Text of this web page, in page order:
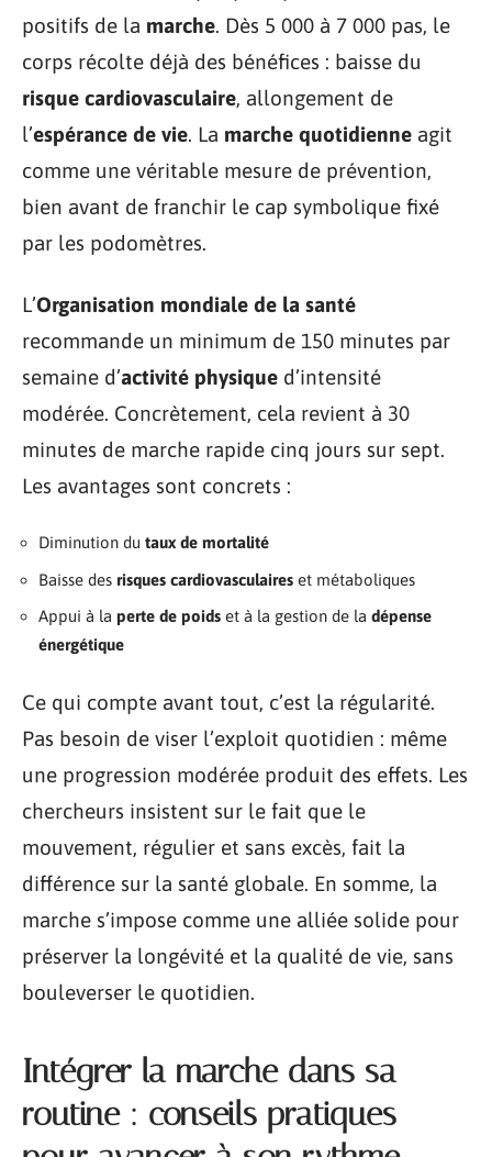
positifs de la marche. Dès 5 000 à 7 000 pas, le
corps récolte déjà des bénéfices : baisse du
risque cardiovasculaire, allongement de
l’espérance de vie. La marche quotidienne agit
comme une véritable mesure de prévention,
bien avant de franchir le cap symbolique fixé
par les podomètres.
L’Organisation mondiale de la santé
recommande un minimum de 150 minutes par
semaine d’activité physique d’intensité
modérée. Concrètement, cela revient à 30
minutes de marche rapide cinq jours sur sept.
Les avantages sont concrets :
Diminution du taux de mortalité
Baisse des risques cardiovasculaires et métaboliques
Appui à la perte de poids et à la gestion de la dépense
énergétique
Ce qui compte avant tout, c’est la régularité.
Pas besoin de viser l’exploit quotidien : même
une progression modérée produit des effets. Les
chercheurs insistent sur le fait que le
mouvement, régulier et sans excès, fait la
différence sur la santé globale. En somme, la
marche s’impose comme une alliée solide pour
préserver la longévité et la qualité de vie, sans
bouleverser le quotidien.
Intégrer la marche dans sa
routine : conseils pratiques